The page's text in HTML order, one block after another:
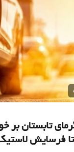
تابستان بر
فرسایش